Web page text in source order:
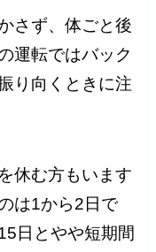
さず、体ごと後
運転ではバック
り向くときに注
休む方もいます
は1から2日で
日とやや短期間